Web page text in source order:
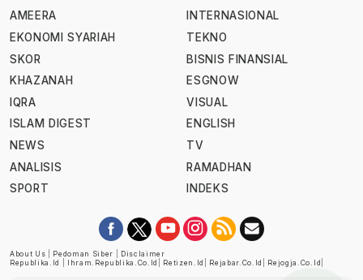
AMEERA
EKONOMI SYARIAH
SKOR
KHAZANAH
IQRA
ISLAM DIGEST
NEWS
ANALISIS
SPORT
INTERNASIONAL
TEKNO
BISNIS FINANSIAL
ESGNOW
VISUAL
ENGLISH
TV
RAMADHAN
INDEKS
About Us Pedoman Siber
Disclaimer
Republika.id
Ihram.republika.co.id Retizen.id Rejabar.co.id Rejogja.co.id